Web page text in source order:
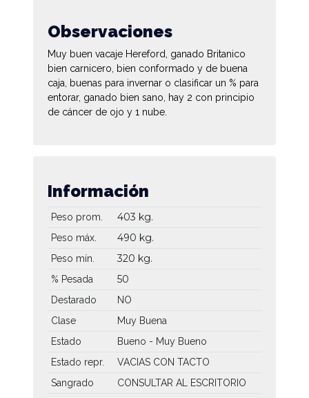
Observaciones
Muy buen vacaje Hereford, ganado Britanico
bien carnicero, bien conformado y de buena
caja, buenas para invernar o clasificar un % para
entorar, ganado bien sano, hay 2 con principio
de cáncer de ojo y 1 nube.
Información
Peso prom. 403 kg.
Peso máx. 490 kg.
Peso mín. 320 kg.
% Pesada 50
Destarado
NO
Clase
Muy Buena
Estado
Bueno - Muy Bueno
Estado repr.
VACIAS CON TACTO
Sangrado
CONSULTAR AL ESCRITORIO